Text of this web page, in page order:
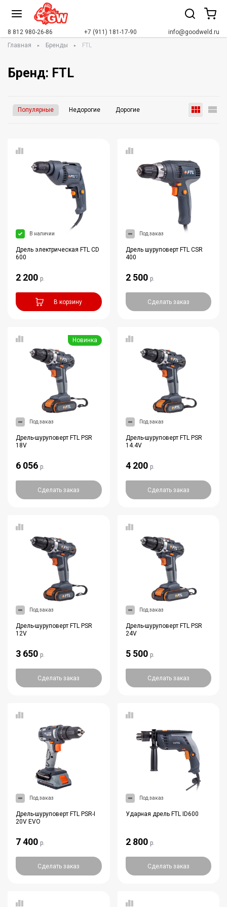
8 812 980-26-86 +7 (911) 181-17-90
info@goodweld.ru
Главная
Бренды FTL
Бренд: FTL
Популярные Недорогие Дорогие
В наличии
Дрель электрическая FTL CD
600
2 200 р.
В корзину
Под заказ
Дрель шуруповерт FTL CSR
400
2 500 р.
Сделать заказ
Новинка
Под заказ
Дрель-шуруповерт FTL PSR
18V
6 056 р.
Сделать заказ
Под заказ
Дрель-шуруповерт FTL PSR
14.4V
4 200 р.
Сделать заказ
Под заказ
Дрель-шуруповерт FTL PSR
12V
3 650 р.
Сделать заказ
Под заказ
Дрель-шуруповерт FTL PSR
24V
5 500 р.
Сделать заказ
Под заказ
Дрель-шуруповерт FTL PSR-I
20V EVO
7 400 р.
Сделать заказ
Под заказ
Ударная дрель FTL ID600
2 800 р.
Сделать заказ